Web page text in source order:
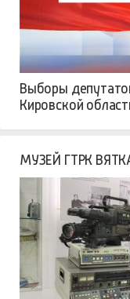
Выборы
Кировской
МУЗЕЙ ГТРК